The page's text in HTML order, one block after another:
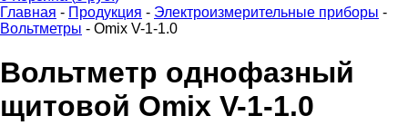
Главная - Продукция - Электроизмерительные приборы -
Вольтметры - Omix V-1-1.0
Вольтметр однофазный
щитовой Omix V-1-1.0